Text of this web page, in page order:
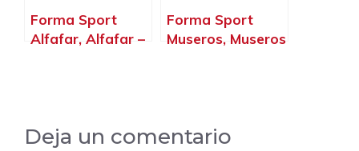
Forma Sport
Alfafar, Alfafar –
Forma Sport
Museros, Museros
Deja un comentario